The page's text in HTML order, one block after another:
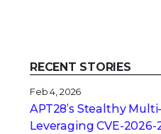
RECENT STORIES
Feb 4, 2026
APT28’s Stealthy
Leveraging